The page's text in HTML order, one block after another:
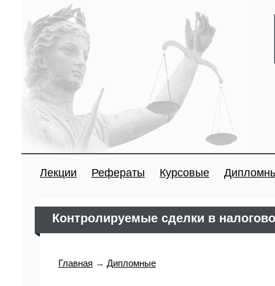
Лекции Рефераты Курсовые
Контролируемые сделки в
Главная → Дипломные